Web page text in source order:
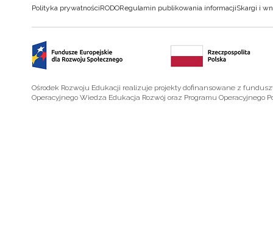
Polityka prywatnościRODORegulamin publikowania informacjiSkargi i
Ośrodek Rozwoju Edukacji realizuje projekty dofinansowane z
Operacyjnego Wiedza Edukacja Rozwój oraz Programu Operacyjnego